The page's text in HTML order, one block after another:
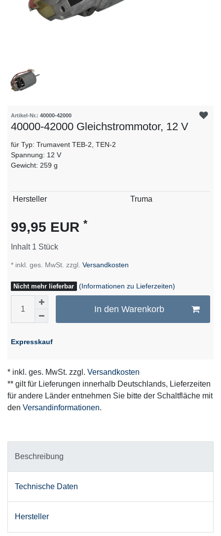
Artikel-Nr.: 40000-42000
40000-42000 Gleichstrommotor, 12 V
für Typ: Trumavent TEB-2, TEN-2
Spannung: 12 V
Gewicht: 259 g
Technisches
Wert
Hersteller Truma
99,95 EUR *
Inhalt 1 Stück
* inkl. ges. MwSt. zzgl. Versandkosten
Nicht mehr lieferbar (Informationen zu Lieferzeiten)
In den Warenkorb
Expresskauf
* inkl. ges. MwSt. zzgl. Versandkosten
** gilt für Lieferungen innerhalb Deutschlands, Lieferzeiten
für andere Länder entnehmen Sie bitte der Schaltfläche mit
den Versandinformationen.
Beschreibung
Technische Daten
Hersteller